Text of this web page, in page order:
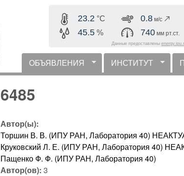
содержанию
23.2 °C
45.5 %
0.8 м/с
740 мм рт.ст.
Данные предоставлены
горизонтальное меню
ОБЪЯВЛЕНИЯ ИНСТИТУТ
6485
Автор(ы):
Торшин В. В. (ИПУ РАН, Лаборатория 40)
Круковский Л. Е. (ИПУ РАН, Лаборатория 40)
Пащенко Ф. Ф. (ИПУ РАН, Лаборатория 40)
Автор(ов):3